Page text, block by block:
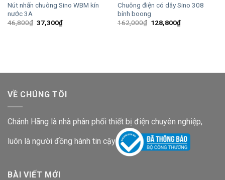
Nút nhấn chuông Sino WBM kín
nước 3A
46,800₫ Giá
gốc
37,300₫Giá
hiện
Chuông điện có dây Sino 308
bính boong
162,000₫ Giá
128,800₫Giá
hiện
VỀ CHÚNG TÔI
Chánh Hãng là nhà phân phối thiết bị điện chuyên nghiệp,
luôn là người đồng hành tin cậy
BÀI VIẾT MỚI